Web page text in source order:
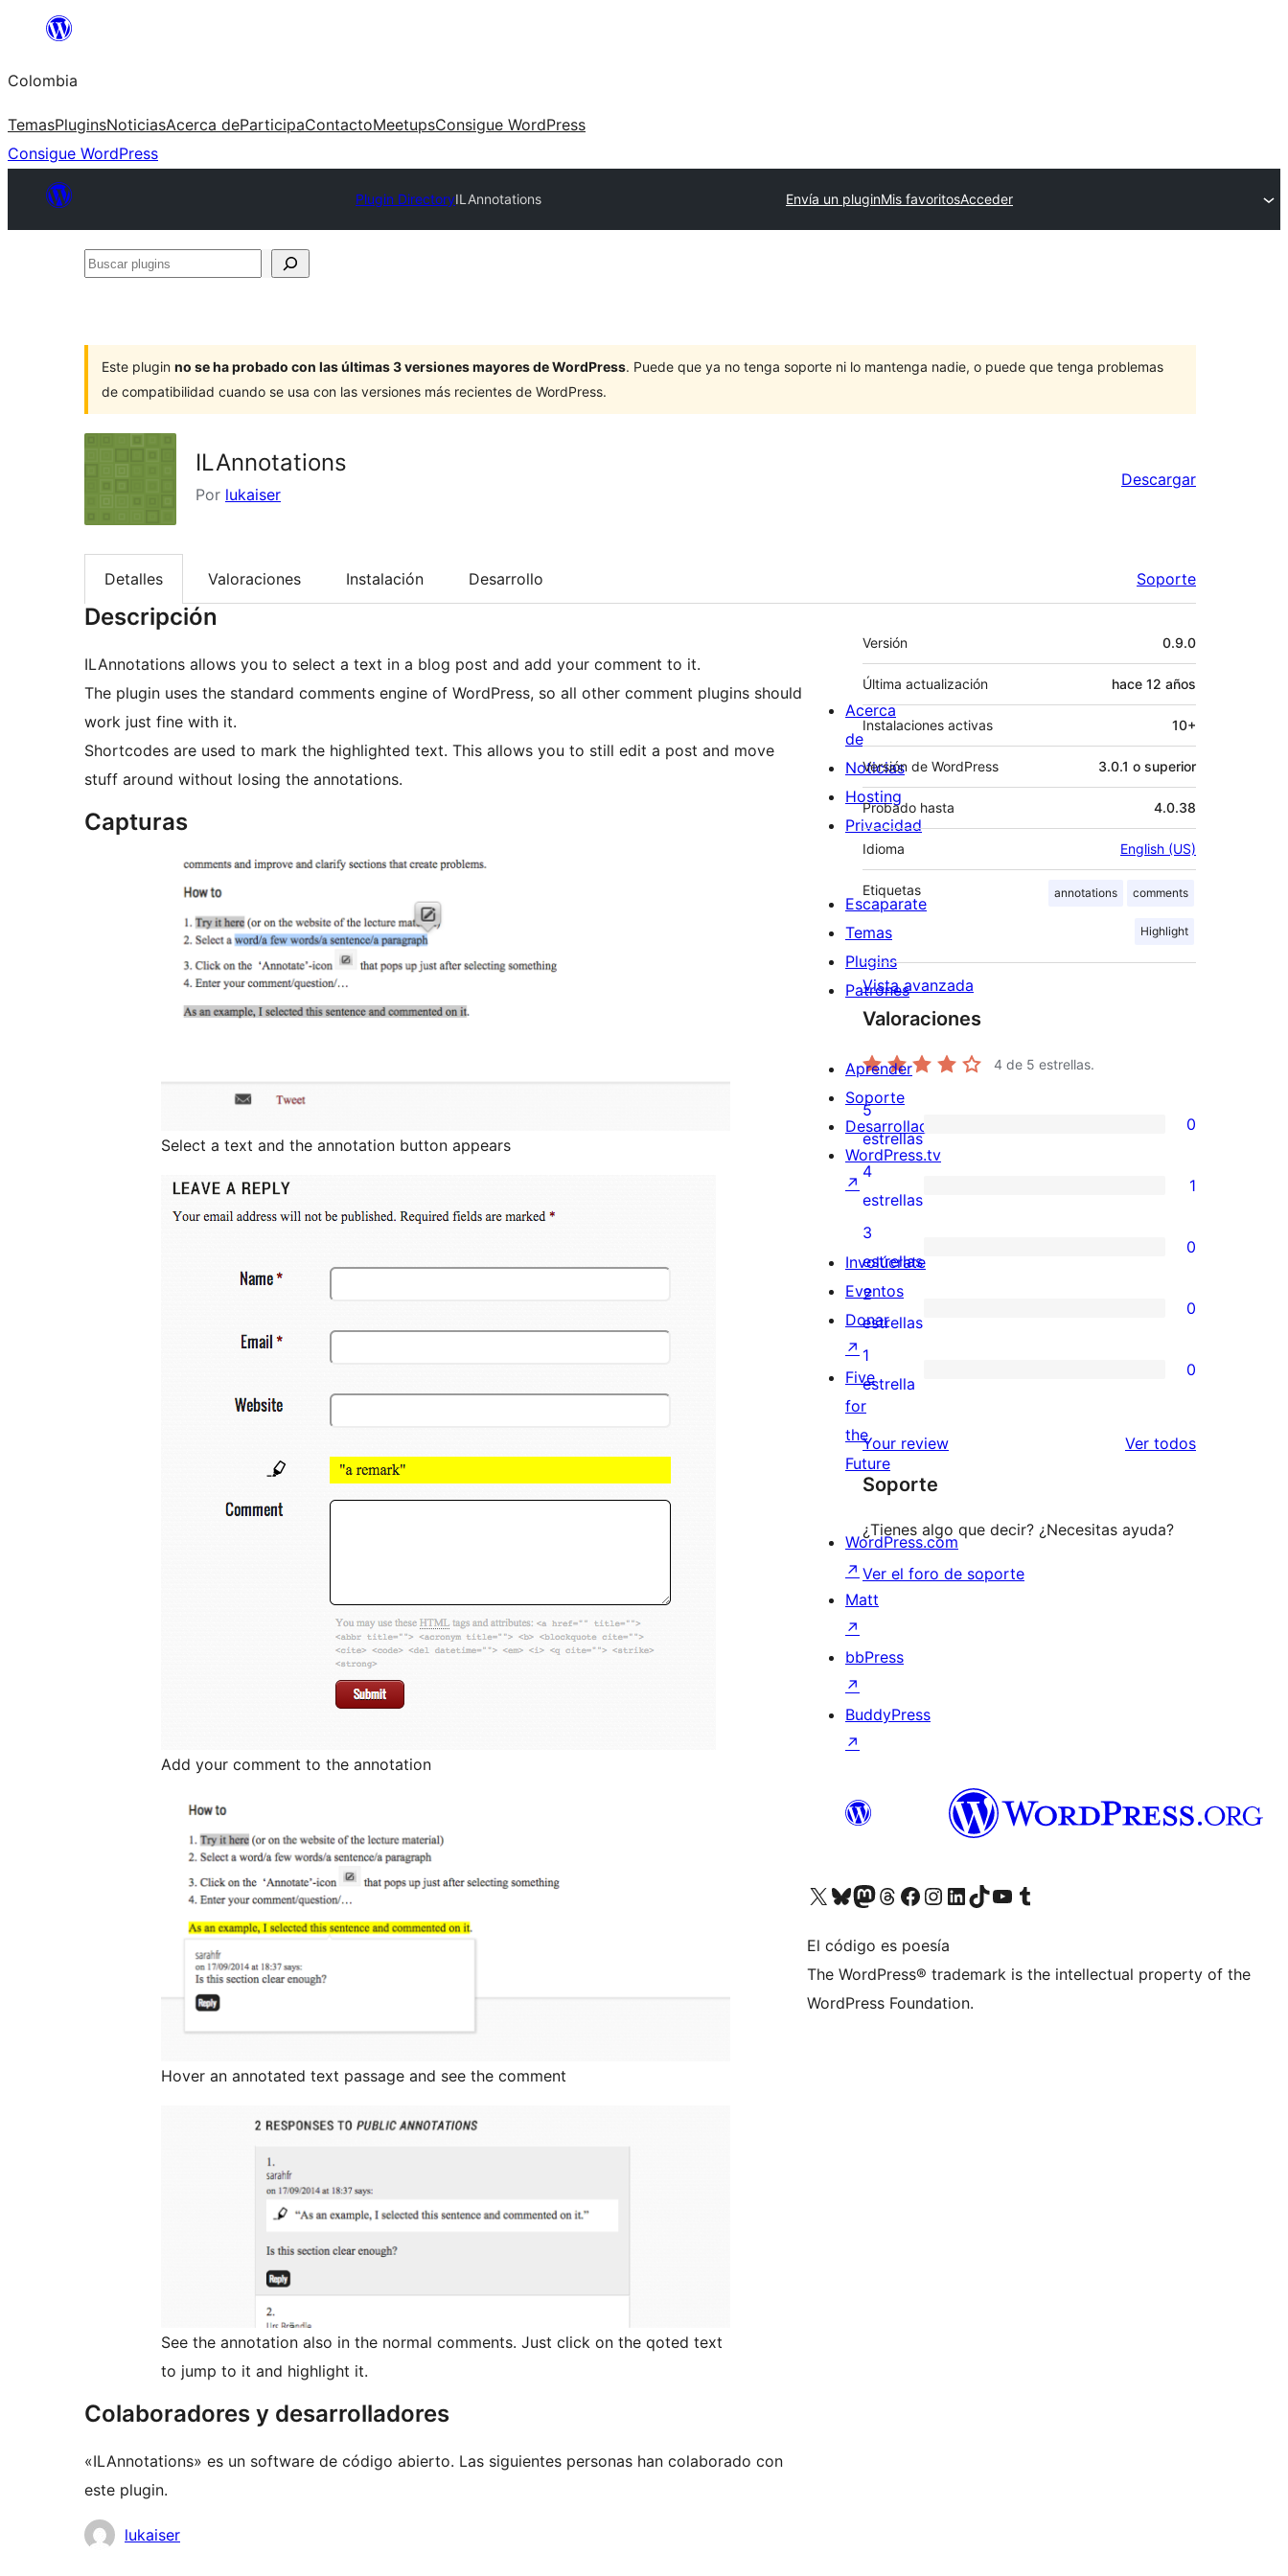
Saltar
contenido
Colombia
TemasPluginsNoticiasAcerca deParticipaContactoMeetupsConsigue WordPress
Consigue WordPress
Plugin DirectoryILAnnotations Envía un pluginMis favoritosAcceder
Buscar
Este plugin no se ha probado con las últimas 3 versiones mayores de WordPress. Puede que ya no tenga soporte ni lo mantenga nadie, o puede que tenga problemas
de compatibilidad cuando se usa con las versiones más recientes de WordPress.
ILAnnotations
Por lukaiser
Descargar
Detalles Valoraciones Instalación Desarrollo Soporte
Descripción
ILAnnotations allows you to select a text in a blog post and add your comment to it.
The plugin uses the standard comments engine of WordPress, so all other comment plugins should
work just fine with it.
Shortcodes are used to mark the highlighted text. This allows you to still edit a post and move
stuff around without losing the annotations.
Capturas
Select a text and the annotation button appears
Add your comment to the annotation
Hover an annotated text passage and see the comment
See the annotation also in the normal comments. Just click on the qoted text
to jump to it and highlight it.
Colaboradores y desarrolladores
«ILAnnotations» es un software de código abierto. Las siguientes personas han colaborado con
este plugin.
Colaboradores
lukaiser
Meta
Versión 0.9.0
Última actualización hace 12 años
Instalaciones activas 10+
Versión de WordPress 3.0.1 o superior
Probado hasta 4.0.38
Idioma English (US)
Etiquetas annotations comments
Highlight
Vista avanzada
Valoraciones
4 de 5 estrellas.
0
valoraciones
de
5
estrellas
5
estrellas
0
1
valoración
de
4
estrellas
4
estrellas
1
0
valoraciones
de
3
estrellas
3
estrellas
0
0
valoraciones
de
2
estrellas
2
estrellas
0
0
valoraciones
de
1
estrellas
1
estrella
0
Your review Ver todoslos
Soporte
¿Tienes algo que decir? ¿Necesitas ayuda?
Ver el foro de soporte
Acerca
de
Noticias
Hosting
Privacidad
Escaparate
Temas
Plugins
Patrones
Aprender
Soporte
Desarrolladores
WordPress.tv
↗
Involúcrate
Eventos
Donar
↗
Five
for
the
Future
WordPress.com
↗
Matt
↗
bbPress
↗
BuddyPress
↗
Visita nuestra cuenta de X (anteriormente Twitter)
Visita nuestra cuenta de Bluesky
Visita nuestra cuenta de Mastodon
Visita nuestra cuenta de Threads
Visita nuestra página de Facebook
Visita nuestra cuenta de Instagram
Visita nuestra cuenta de LinkedIn
Visita nuestra cuenta de TikTok
Visita nuestro canal de YouTube
Visita nuestra cuenta de Tumblr
El código es poesía
The WordPress® trademark is the intellectual property of the
WordPress Foundation.